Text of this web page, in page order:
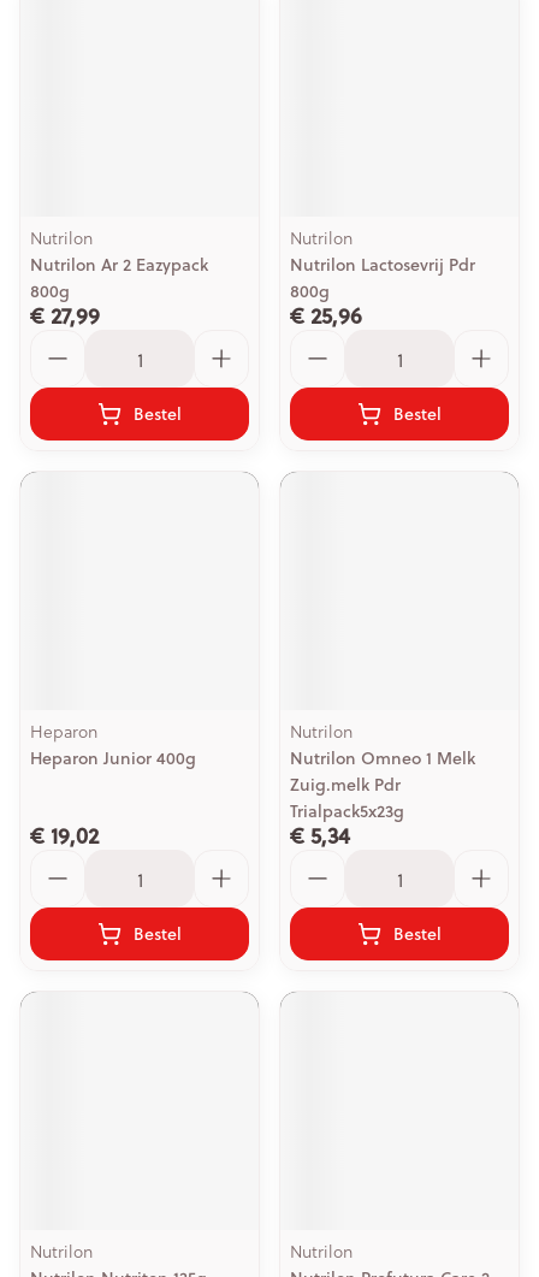
Nutrilon
Nutrilon Ar 2 Eazypack
800g
€ 27,99
Bestel
Nutrilon
Nutrilon Lactosevrij Pdr
800g
€ 25,96
Bestel
Heparon
Heparon Junior 400g
€ 19,02
Bestel
Nutrilon
Nutrilon Omneo 1 Melk
Zuig.melk Pdr
Trialpack5x23g
€ 5,34
Bestel
Nutrilon Nutrilon